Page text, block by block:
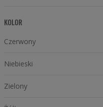
KOLOR
Czerwony
Niebieski
Zielony